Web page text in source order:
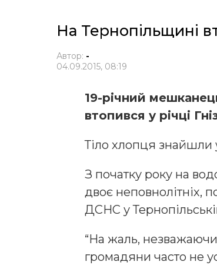
На Тернопільщині
Автор: -
04.09.2015, 08:19
19-річний
втопився у річці
Тіло хлопця знайшли
З початку року на
двоє неповнолітніх,
ДСНС у
“На жаль,
громадяни часто не